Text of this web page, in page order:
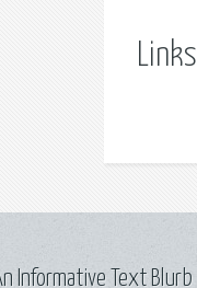
Links
Informative Text Blurb